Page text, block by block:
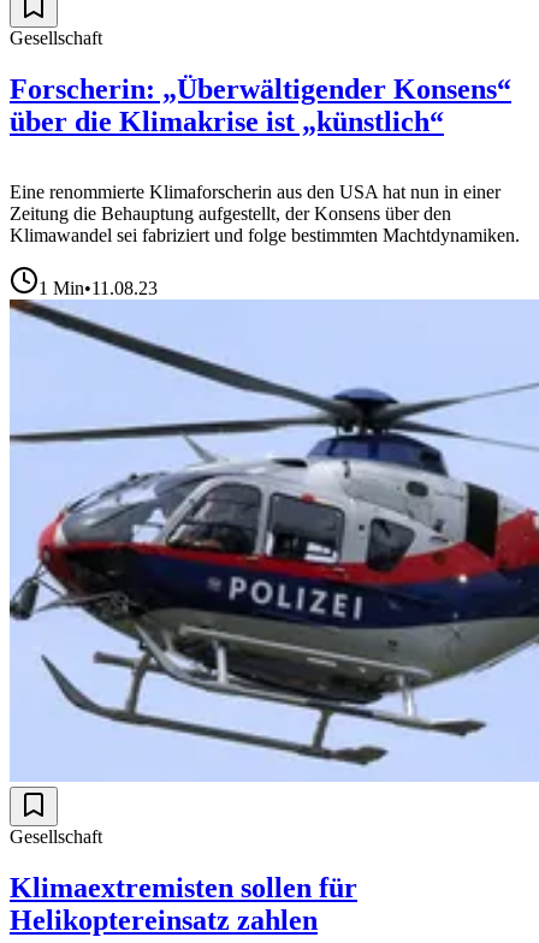
Gesellschaft
Forscherin: „Überwältigender Konsens“
über die Klimakrise ist „künstlich“
Eine renommierte Klimaforscherin aus den USA hat nun in einer
Zeitung die Behauptung aufgestellt, der Konsens über den
Klimawandel sei fabriziert und folge bestimmten Machtdynamiken.
1 Min•11.08.23
Gesellschaft
Klimaextremisten sollen für
Helikoptereinsatz zahlen